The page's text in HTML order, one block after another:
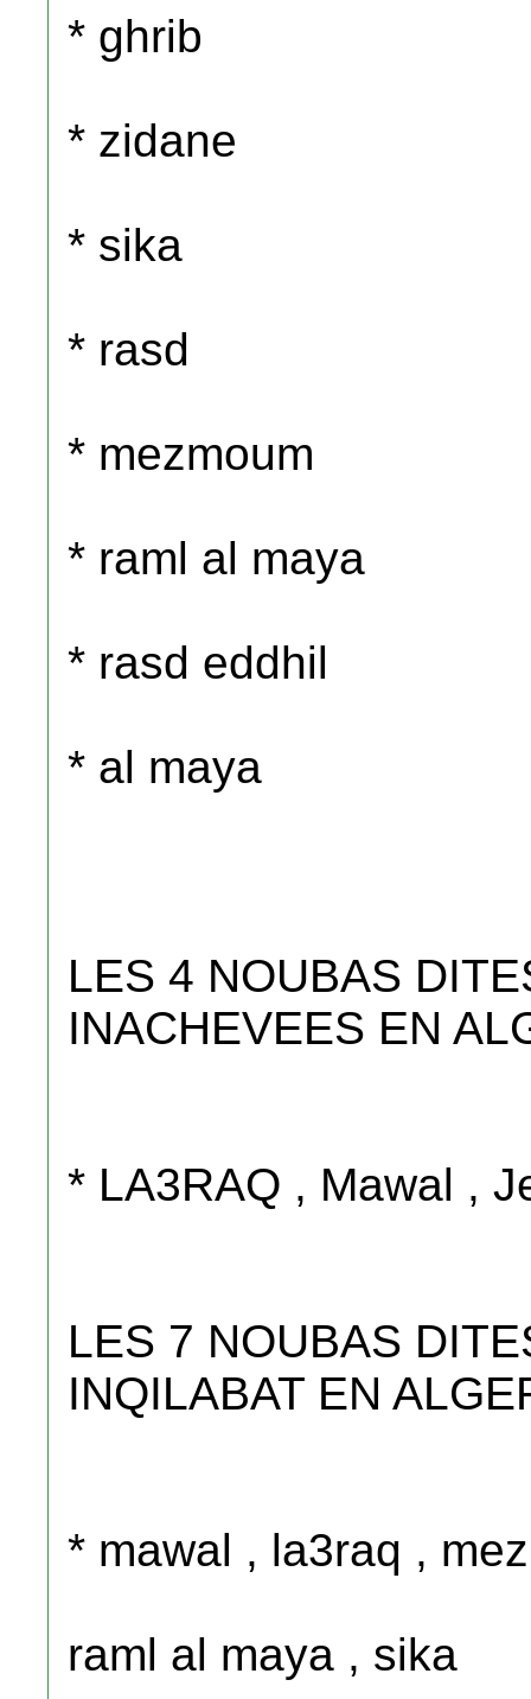
* ghrib
* zidane
* sika
* rasd
* mezmoum
* raml al maya
* rasd eddhil
* al maya
LES 4 NOUBAS
INACHEVEES EN
* LA3RAQ , Mawal ,
LES 7 NOUBAS
INQILABAT EN
* mawal , la3raq ,
raml al maya , sika